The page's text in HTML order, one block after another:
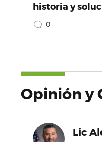
historia y
0
Opinión y
Lic